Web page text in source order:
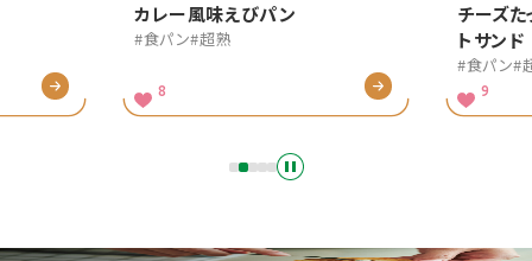
チーズたっぷり！ボリュームホッ
トサンド
バナナ
ド
#食パン